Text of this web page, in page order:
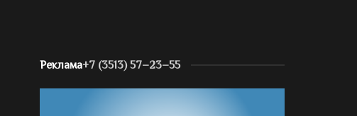
Реклама+7 (3513) 57–23–55